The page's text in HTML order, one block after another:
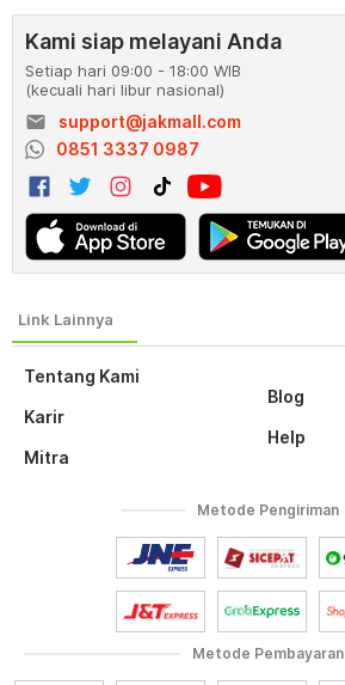
Tentang Kami
Karir
Mitra
Blog
Help
Kami siap melayani Anda
Setiap hari 09:00 - 18:00 WIB
(kecuali hari libur nasional)
email
support@jakmall.com
0851 3337 0987
Metode Pembayaran
Metode Pengiriman